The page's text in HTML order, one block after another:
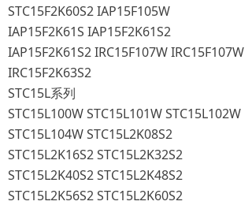
STC15F2K60S2 IAP15F105W
IAP15F2K61S IAP15F2K61S2
IAP15F2K61S2 IRC15F107W IRC15F107W
IRC15F2K63S2
STC15L系列
STC15L100W STC15L101W STC15L102W
STC15L104W STC15L2K08S2
STC15L2K16S2 STC15L2K32S2
STC15L2K40S2 STC15L2K48S2
STC15L2K56S2 STC15L2K60S2